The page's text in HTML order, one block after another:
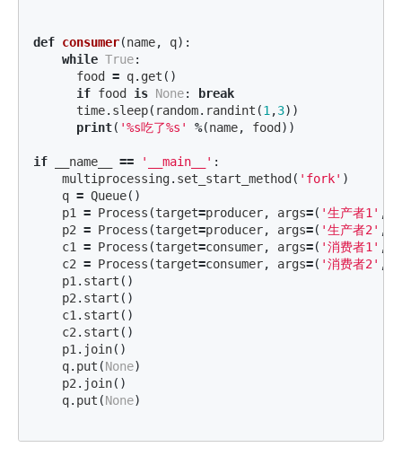
def consumer(name, q):
while True:
food = q. get ()
if food is None:
break
time. sleep( random. randint (1 ,3))
print( '%s吃了%s' %(name, food))
if __name__ == '__main__' :
multiprocessing. set_start_method( 'fork' )
q = Queue()
p1
= Process (target=producer, args=( '生产者1' ,
p2 = Process (target=producer, args=( '生产者2' ,
c1
= Process (target=consumer, args=( '消费者1' ,
c2 = Process (target=consumer, args=( '消费者2' ,
p1 . start ()
p2 . start ()
c1 . start ()
c2 . start ()
p1 . join()
q. put (None)
p2 . join()
q. put (None)